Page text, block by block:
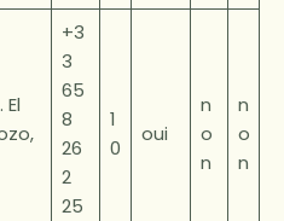
El
+3
3
65
8
26
2
25
1
0
oui
n
o
n
n
o
n